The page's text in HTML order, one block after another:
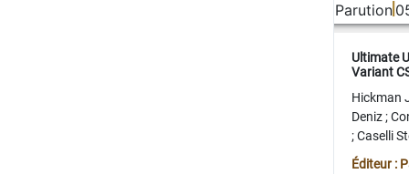
Parution
Ultimate
Variant
Hickman
Deniz;
;Caselli
Juan
Éditeur :